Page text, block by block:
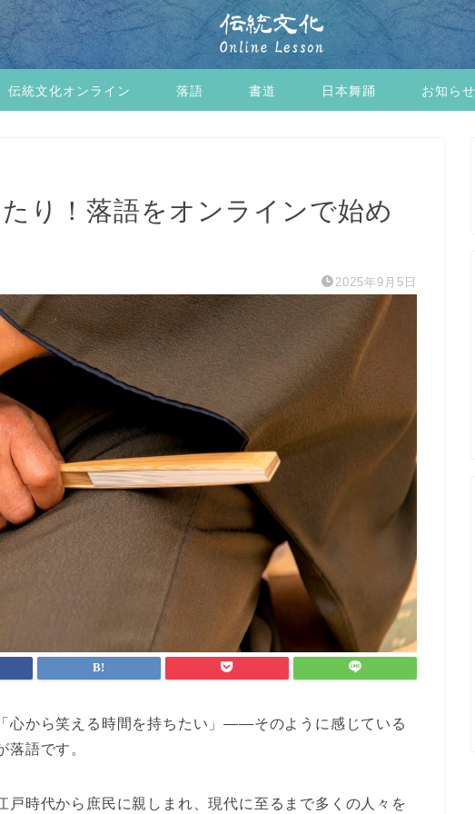
伝統文化オンライン 落語 書道 日本舞踊 お知らせ
り！落語をオンラインで始め
2025年9月5日
心から笑える時間を持ちたい」――そのように感じている
落語です。
戸時代から庶民に親しまれ、現代に至るまで多くの人々を